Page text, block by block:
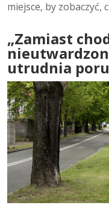
miejsce, by zobaczyć,
„Zamiast
utrudnia